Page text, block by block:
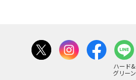
ハード&
グリーン